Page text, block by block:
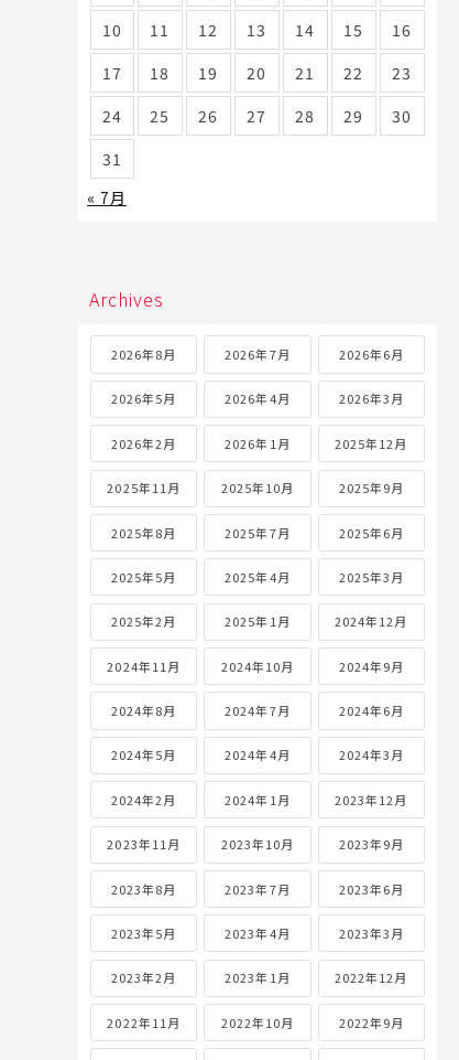
10
11 12 13 14 15
16
17
18 19 20 21 22
23
24
25 26 27 28 29
30
31
« 7月
Archives
2026年8月 2026年7月 2026年6月
2026年5月 2026年4月 2026年3月
2026年2月 2026年1月 2025年12月
2025年11月 2025年10月 2025年9月
2025年8月 2025年7月 2025年6月
2025年5月 2025年4月 2025年3月
2025年2月 2025年1月 2024年12月
2024年11月 2024年10月 2024年9月
2024年8月 2024年7月 2024年6月
2024年5月 2024年4月 2024年3月
2024年2月 2024年1月 2023年12月
2023年11月 2023年10月 2023年9月
2023年8月 2023年7月 2023年6月
2023年5月 2023年4月 2023年3月
2023年2月 2023年1月 2022年12月
2022年11月 2022年10月 2022年9月